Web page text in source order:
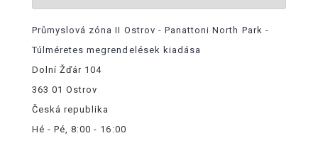
Průmyslová zóna II Ostrov - Panattoni North Park -
Túlméretes megrendelések kiadása
Dolní Žďár 104
363 01 Ostrov
Česká republika
Hé - Pé, 8:00 - 16:00